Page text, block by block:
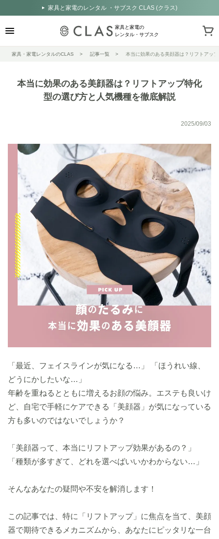
家具と家電のレンタル ・サブスク CLAS (クラス)
家具と家電の
レンタル・サブスク
家具・家電レンタルのCLAS 記事一覧 本当に効果のある美顔器は？リフトアッ
本当に効果のある美顔器は？リフトアップ特化
型の選び方と人気機種を徹底解説
2025/09/03
「最近、フェイスラインが気になる…」 「ほうれい線、
どうにかしたいな…」
年齢を重ねるとともに増えるお顔の悩み。エステも良いけ
ど、自宅で手軽にケアできる「美顔器」が気になっている
方も多いのではないでしょうか？
「美顔器って、本当にリフトアップ効果があるの？」
「種類が多すぎて、どれを選べばいいかわからない…」
そんなあなたの疑問や不安を解消します！
この記事では、特に「リフトアップ」に焦点を当て、美顔
器で期待できるメカニズムから、あなたにピッタリな一台